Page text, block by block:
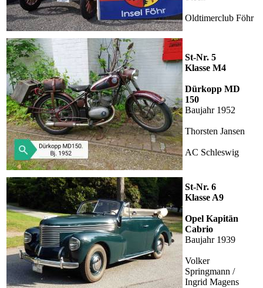
Oldtimerclub Föhr
St-Nr. 5
Klasse M4
Dürkopp MD
150
Baujahr 1952
Thorsten Jansen
AC Schleswig
St-Nr. 6
Klasse A9
Opel Kapitän
Cabrio
Baujahr 1939
Volker
Springmann /
Ingrid Magens